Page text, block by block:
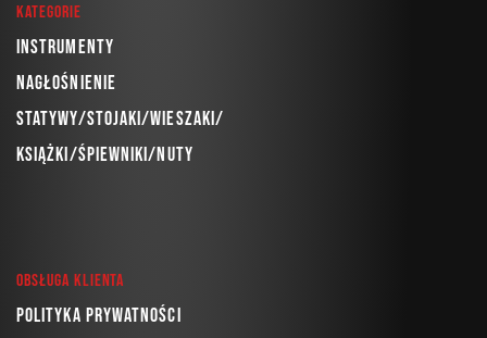
Kategorie
Instrumenty
Nagłośnienie
Statywy/Stojaki/Wieszaki/
Książki/Śpiewniki/Nuty
Obsługa klienta
Polityka prywatności